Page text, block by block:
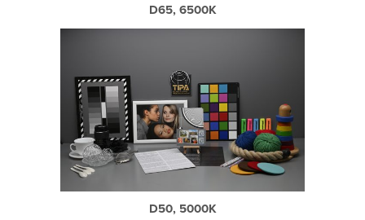
D65, 6500K
D50, 5000K